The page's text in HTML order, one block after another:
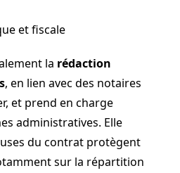
et fiscale
la rédaction
, en lien avec des notaires
et prend en charge
administratives. Elle
du contrat protègent
sur la répartition